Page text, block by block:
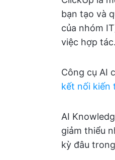
bạn tạo và
của nhóm
việc hợp tác.
Công cụ AI
kết nối kiến
AI
giảm thiểu
kỳ đâu